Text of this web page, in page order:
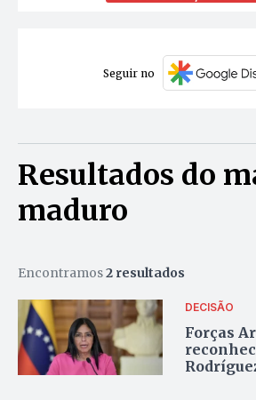
Seguir no
Resultados do
maduro
Encontramos2 resultados
DECISÃO
Forças